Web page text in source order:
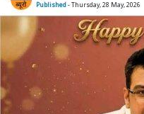
Published- Thursday, 28 May, 2026